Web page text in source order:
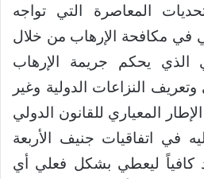
المعاصرة التي تواجه
في مكافحة الإرهاب من خلال
الذي يحكم جريمة الإرهاب
النزاعات الدولية وغير
المعياري للقانون الدولي
في اتفاقيات جنيف الأربعة
كافياً ليعطي بشكل فعلي أي